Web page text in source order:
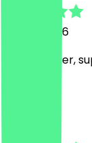
1. März 2026
Super lecker,